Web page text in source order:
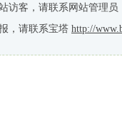
访客，请联系网站管理员
，请联系宝塔 http://